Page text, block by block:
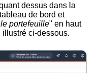
dessus dans la
de bord et
portefeuille" en haut
illustré ci-dessous.